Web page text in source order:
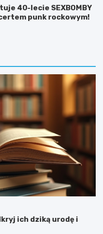
40-lecie SEXBOMBY
punk rockowym!
ich dziką urodę i